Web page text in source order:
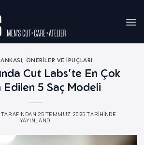
, ÖNERILER VE İPUÇLARI
Cut Labs’te En Çok
Edilen 5 Saç Modeli
TARAFINDAN 25 TEMMUZ 2025 TARIHINDE
YAYINLANDI